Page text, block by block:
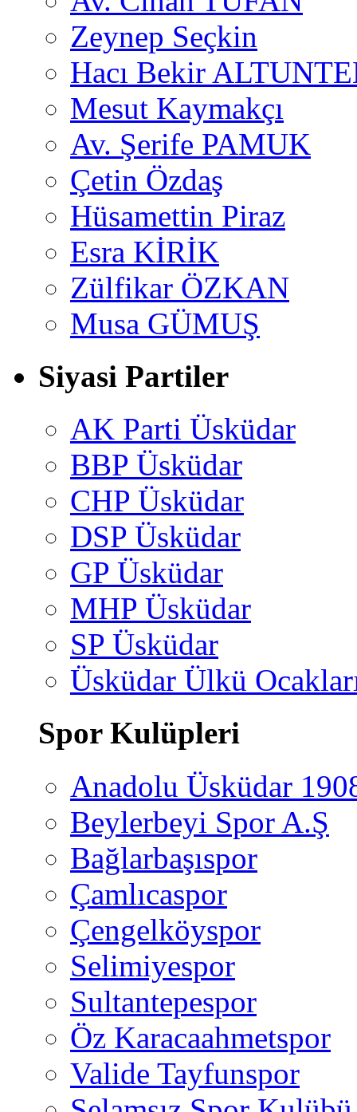
Zeynep Seçkin
Hacı Bekir
Mesut Kaymakçı
Av. Şerife PAMUK
Çetin Özdaş
Hüsamettin Piraz
Esra KİRİK
Zülfikar ÖZKAN
Musa GÜMUŞ
Siyasi Partiler
AK Parti Üsküdar
BBP Üsküdar
CHP Üsküdar
DSP Üsküdar
GP Üsküdar
MHP Üsküdar
SP Üsküdar
Üsküdar Ülkü
Spor Kulüpleri
Anadolu Üsküdar
Beylerbeyi Spor A.Ş
Bağlarbaşıspor
Çamlıcaspor
Çengelköyspor
Selimiyespor
Sultantepespor
Öz Karacaahmetspor
Valide Tayfunspor